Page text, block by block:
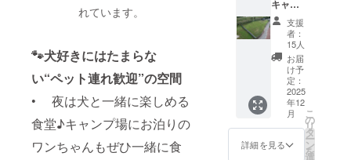
れています。
🐾犬好きにはたまらな
い“ペット連れ歓迎”の空間
• 夜は犬と一緒に楽しめる
食堂♪キャンプ場にお泊りの
ワンちゃんもぜひ一緒に食
犬が大好き
で、愛犬と
キャンプ場
で過ごす時
間もかけが
日々です。
内容を
予約
フォー
ムにご
入力く
ださい
・詳細
は月舘
オート
キャン
ス
以内） •
絵文字
や記号
も使用
可能
（調整
あり） •
掲載順
は申込
順また
ダム配
ので、
この機
会をお
見逃し
なく！
ご利用
につい
て ・有
効期
限：
12月31
です。
使い方
いろい
ろ ・ラ
ンチで
もディ
ナーで
もOK！
・キャ
ンプ場
でのご
はんに
得！）
キャン
プ場の
一番奥
にあ
る、静
かでプ
ライ
ベート
感たっ
ぷりの
SAKUR
キャン
プベー
ス
SAKUR
A 宿泊
券『VIP
サイト
用』】
通常1泊
27,500
円 → ク
ラファ
支援
者：
15人
お届
け予
定：
2025
年12
月
詳細を見る
こ
の
リ
タ
ー
ン
を
選